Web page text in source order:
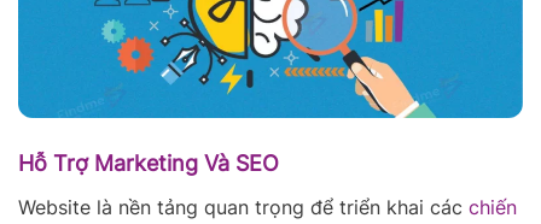
Hỗ Trợ Marketing Và SEO
Website là nền tảng quan trọng để triển khai các chiến